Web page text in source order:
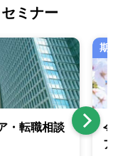
ミナー
・転職相談
令
ア